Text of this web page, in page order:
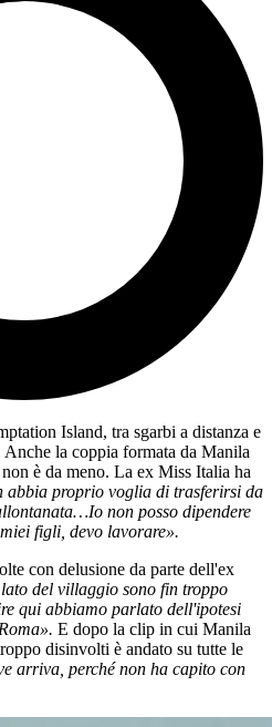
Island, tra sgarbi a distanza e
la coppia formata da Manila
non è da meno. La ex Miss Italia ha
abbia proprio voglia di trasferirsi da
non posso dipendere
figli, devo lavorare».
con delusione da parte dell'ex
del villaggio sono fin troppo
qui abbiamo parlato dell'ipotesi
E dopo la clip in cui Manila
disinvolti è andato su tutte le
arriva, perché non ha capito con